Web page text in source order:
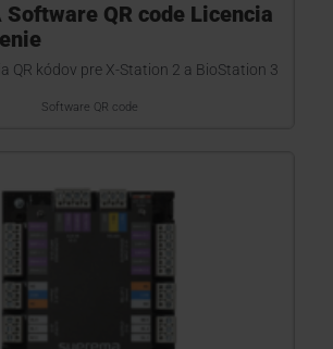
Software QR code Licencia
QR kódov pre X-Station 2 a BioStation 3
Software QR code